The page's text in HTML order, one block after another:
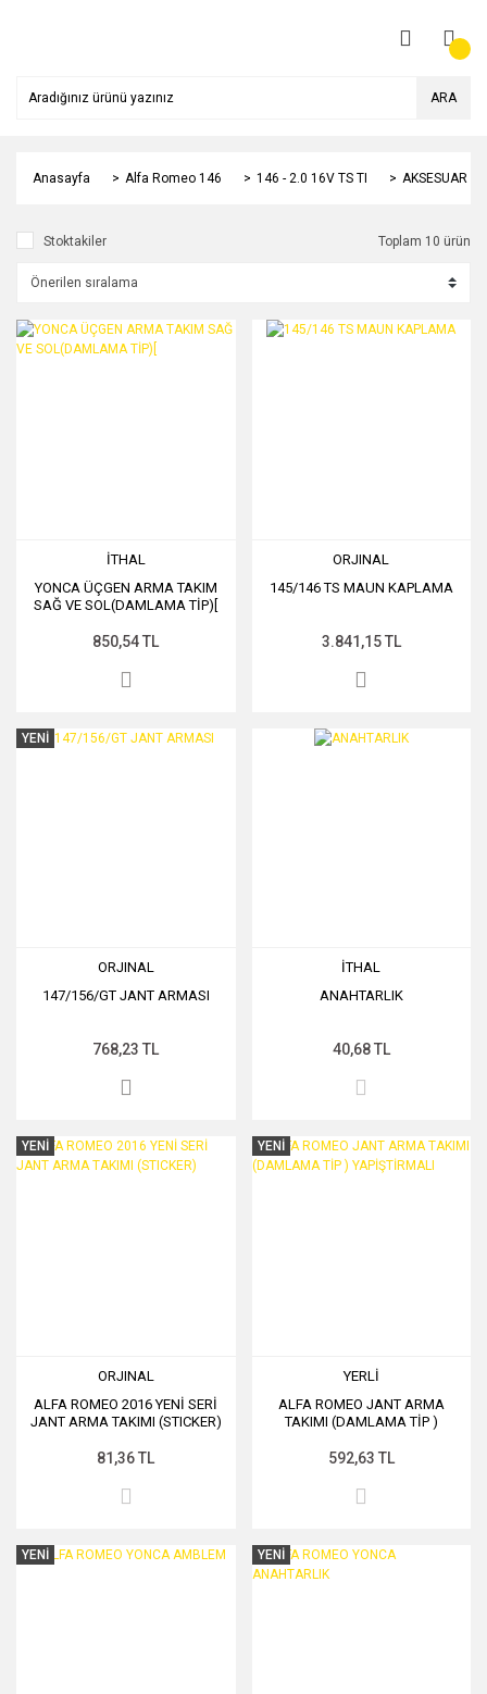
ARA
Anasayfa Alfa Romeo 146 146 - 2.0 16V TS TI AKSESUAR
Stoktakiler Toplam 10 ürün
İTHAL
YONCA ÜÇGEN ARMA TAKIM
SAĞ VE SOL(DAMLAMA TİP)[
850,54 TL
ORJINAL
145/146 TS MAUN KAPLAMA
3.841,15 TL
YENİ
ORJINAL
147/156/GT JANT ARMASI
768,23 TL
İTHAL
ANAHTARLIK
40,68 TL
YENİ
ORJINAL
ALFA ROMEO 2016 YENİ SERİ
JANT ARMA TAKIMI (STICKER)
81,36 TL
YENİ
YERLİ
ALFA ROMEO JANT ARMA
TAKIMI (DAMLAMA TİP )
592,63 TL
YENİ YENİ